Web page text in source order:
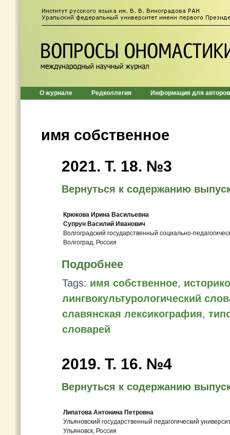
О журнале Редколлегия Информация для авторов
имя собственное
2021. Т. 18. №3
Вернуться к содержанию
Крюкова Ирина Васильевна
Супрун Василий Иванович
Волгоградский государственный социально-
Волгоград, Россия
Подробнее
Tags: имя собственное,
лингвокультурологический
славянская лексикография,
словарей
2019. Т. 16. №4
Вернуться к содержанию
Липатова Антонина Петровна
Ульяновский государственный педагогический
Ульяновск, Россия